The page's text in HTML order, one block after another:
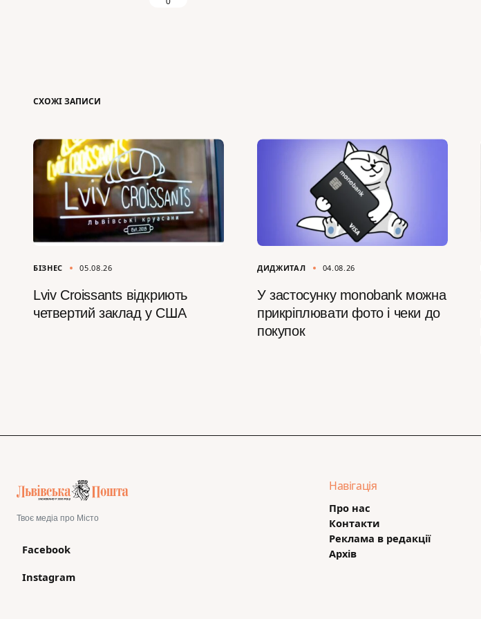
СХОЖІ ЗАПИСИ
БІЗНЕС 05.08.26
Lviv Croissants відкриють
четвертий заклад у США
ДИДЖИТАЛ 04.08.26
У застосунку monobank можна
прикріплювати фото і чеки до
покупок
Твоє медіа про Місто
Facebook
Instagram
Навігація
Про нас
Контакти
Реклама в редакції
Архів